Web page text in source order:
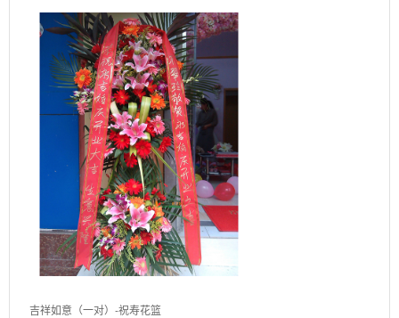
吉祥如意（一对）-祝寿花篮